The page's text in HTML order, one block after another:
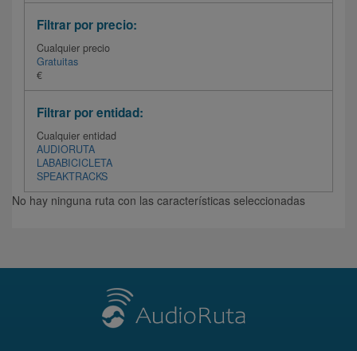
Filtrar por precio:
Cualquier precio
Gratuitas
€
Filtrar por entidad:
Cualquier entidad
AUDIORUTA
LABABICICLETA
SPEAKTRACKS
No hay ninguna ruta con las características seleccionadas